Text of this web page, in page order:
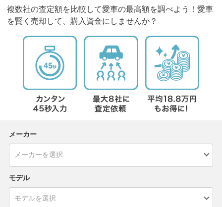
複数社の査定額を比較して愛車の最高額を調べよう！愛車
を賢く売却して、購入資金にしませんか？
メーカー
モデル